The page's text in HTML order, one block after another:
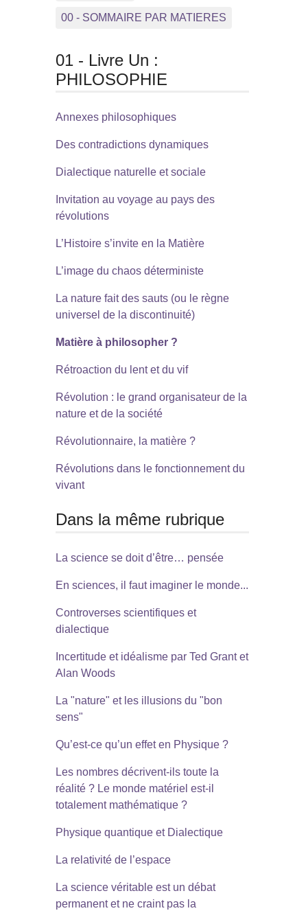
00 - SOMMAIRE PAR MATIERES
01 - Livre Un :
PHILOSOPHIE
Annexes philosophiques
Des contradictions dynamiques
Dialectique naturelle et sociale
Invitation au voyage au pays des
révolutions
L’Histoire s’invite en la Matière
L’image du chaos déterministe
La nature fait des sauts (ou le règne
universel de la discontinuité)
Matière à philosopher ?
Rétroaction du lent et du vif
Révolution : le grand organisateur de la
nature et de la société
Révolutionnaire, la matière ?
Révolutions dans le fonctionnement du
vivant
Dans la même rubrique
La science se doit d’être… pensée
En sciences, il faut imaginer le monde...
Controverses scientifiques et
dialectique
Incertitude et idéalisme par Ted Grant et
Alan Woods
La "nature" et les illusions du "bon
sens"
Qu’est-ce qu’un effet en Physique ?
Les nombres décrivent-ils toute la
réalité ? Le monde matériel est-il
totalement mathématique ?
Physique quantique et Dialectique
La relativité de l’espace
La science véritable est un débat
permanent et ne craint pas la